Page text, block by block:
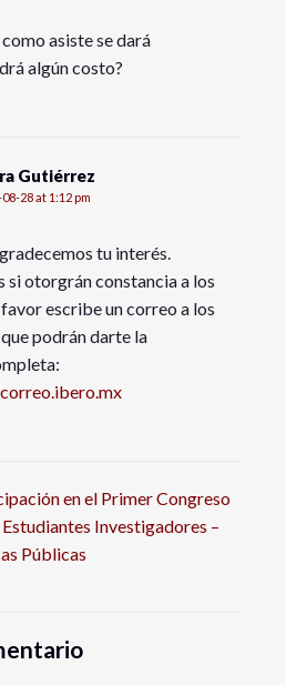
asiste se dará
algún costo?
Gutiérrez
28 at 1:12 pm
tu interés.
si otorgrán constancia a los
escribe un correo a los
podrán darte la
en el Primer Congreso
Investigadores –
Públicas